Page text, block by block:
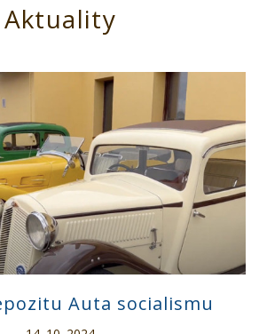
Aktuality
Auta socialismu